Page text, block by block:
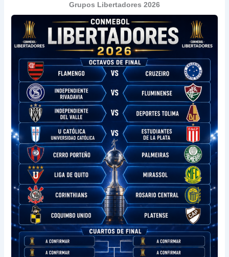
Grupos Libertadores 2026